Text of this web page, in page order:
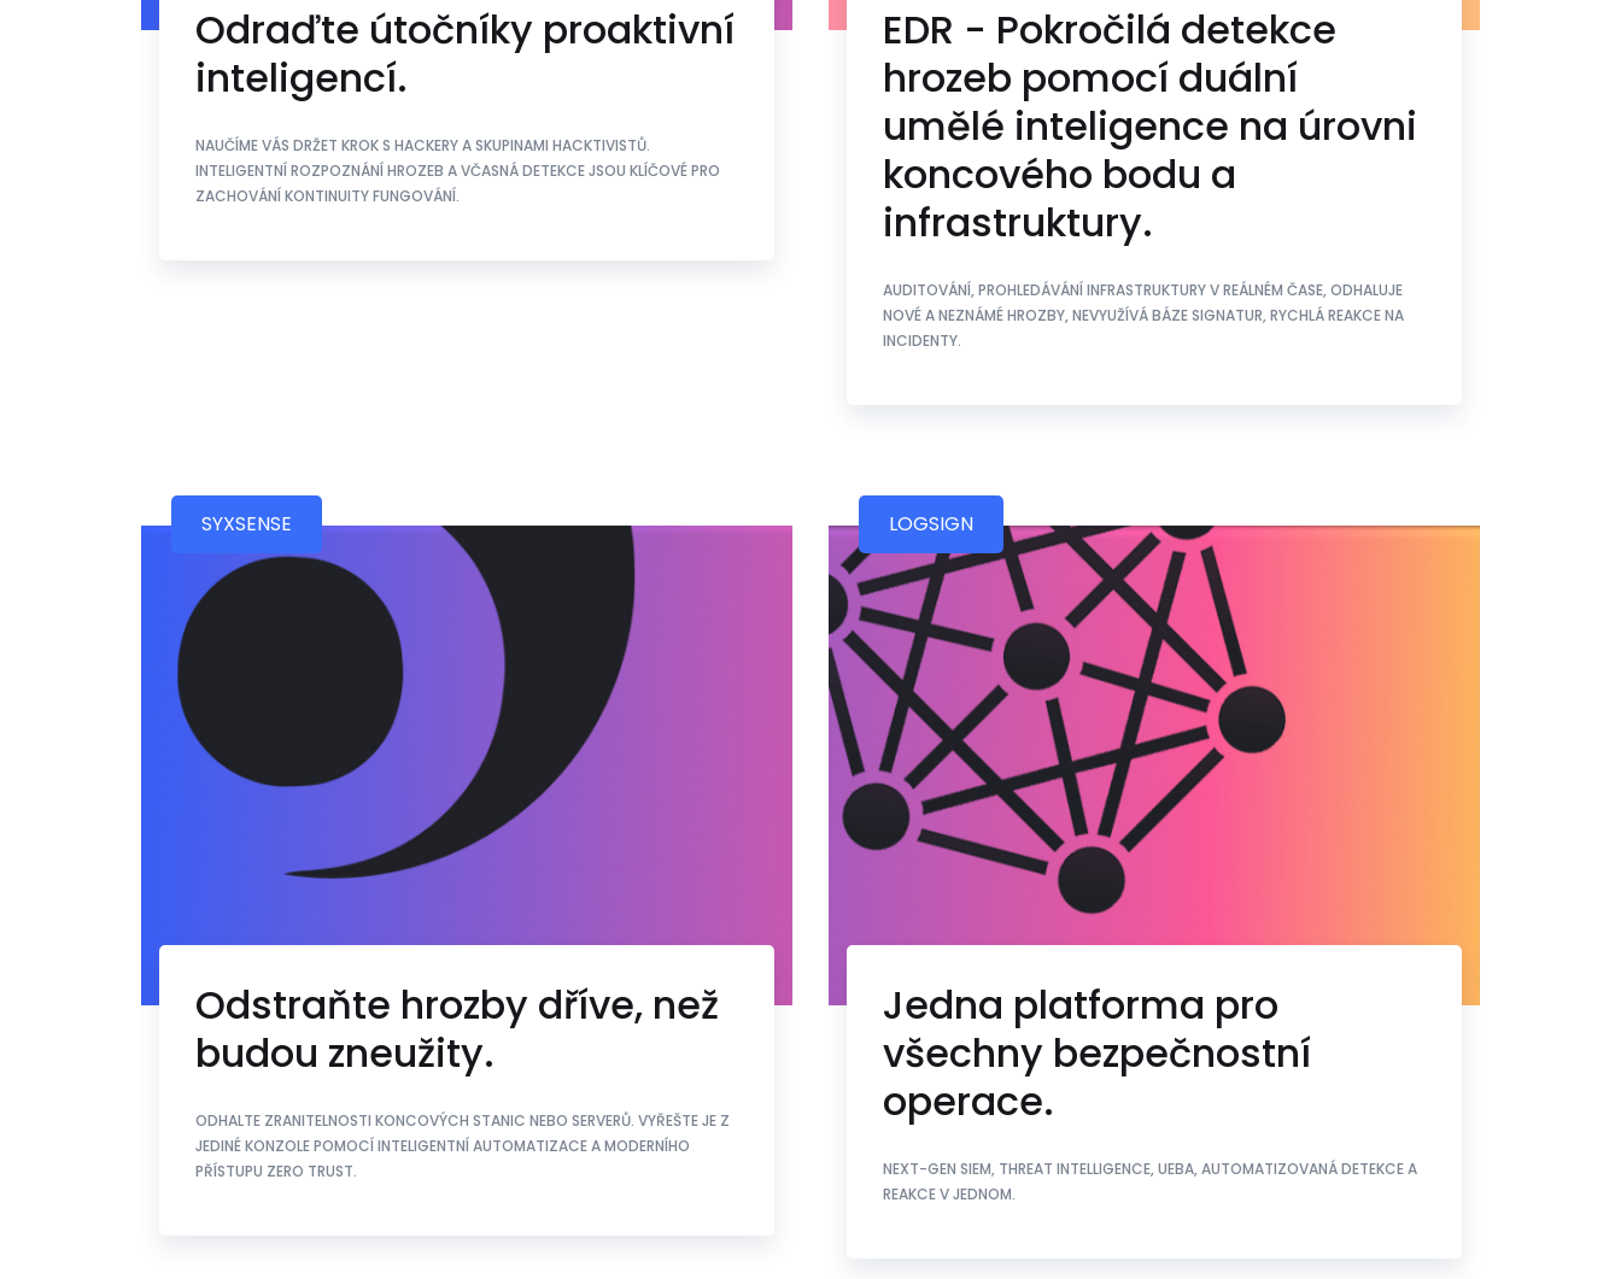
Odraďte útočníky proaktivní
inteligencí.
NAUČÍME VÁS DRŽET KROK S HACKERY A SKUPINAMI HACKTIVISTŮ.
INTELIGENTNÍ ROZPOZNÁNÍ HROZEB A VČASNÁ DETEKCE JSOU KLÍČOVÉ PRO
ZACHOVÁNÍ KONTINUITY FUNGOVÁNÍ.
EDR - Pokročilá detekce
hrozeb pomocí duální
umělé inteligence na úrovni
koncového bodu a
infrastruktury.
AUDITOVÁNÍ, PROHLEDÁVÁNÍ INFRASTRUKTURY V REÁLNÉM ČASE, ODHALUJE
NOVÉ A NEZNÁMÉ HROZBY, NEVYUŽÍVÁ BÁZE SIGNATUR, RYCHLÁ REAKCE NA
INCIDENTY.
SYXSENSE
Odstraňte hrozby dříve, než
budou zneužity.
ODHALTE ZRANITELNOSTI KONCOVÝCH STANIC NEBO SERVERŮ. VYŘEŠTE JE Z
JEDINÉ KONZOLE POMOCÍ INTELIGENTNÍ AUTOMATIZACE A MODERNÍHO
PŘÍSTUPU ZERO TRUST.
LOGSIGN
Jedna platforma pro
všechny bezpečnostní
operace.
NEXT-GEN SIEM, THREAT INTELLIGENCE, UEBA, AUTOMATIZOVANÁ DETEKCE A
REAKCE V JEDNOM.